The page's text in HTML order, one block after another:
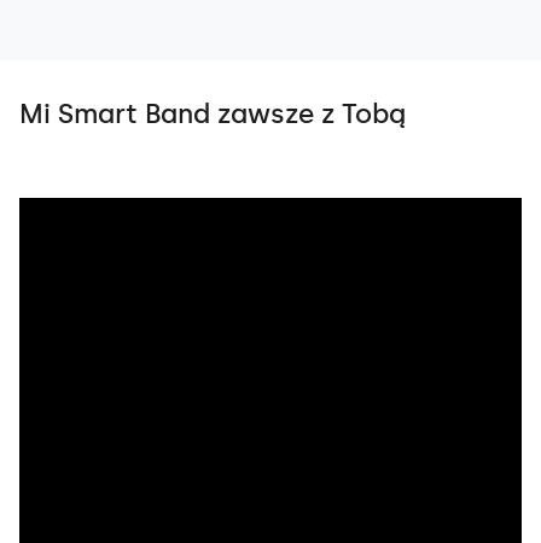
Mi Smart Band zawsze z Tobą